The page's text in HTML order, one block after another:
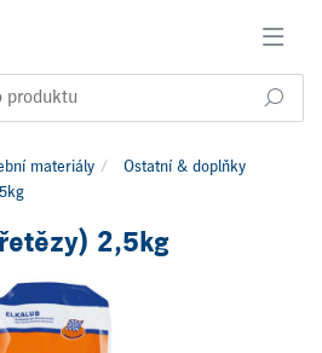
materiály
Ostatní & doplňky
2,5kg